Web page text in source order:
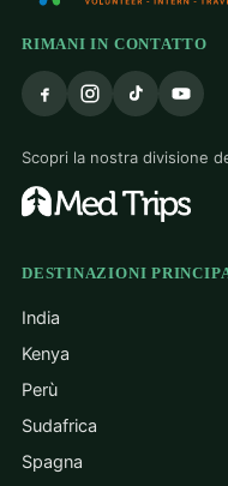
RIMANI IN CONTATTO
Scopri la nostra divisione
DESTINAZIONI
India
Kenya
Perù
Sudafrica
Spagna